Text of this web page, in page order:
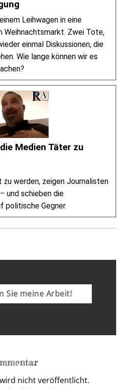
Leihwagen in eine
Weihnachtsmarkt. Zwei Tote,
einmal Diskussionen, die
Wie lange können wir es
Medien Täter zu
werden, zeigen Journalisten
und schieben die
politische Gegner.
Sie meine Arbeit!
nicht veröffentlicht.